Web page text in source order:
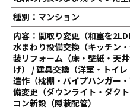
種別：マンション
内容：間取り変更（和室を
水まわり設備交換（キッチン
装リフォーム（床・壁紙・天
げ） / 建具交換（洋室・トイ
造作（枕棚・パイプハンガー
備変更（ダウンライト・ダク
コン新設（隠蔽配管）